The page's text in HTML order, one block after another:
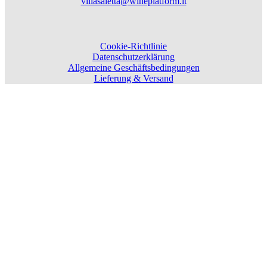
Cookie-Richtlinie
Datenschutzerklärung
Allgemeine Geschäftsbedingungen
Lieferung & Versand